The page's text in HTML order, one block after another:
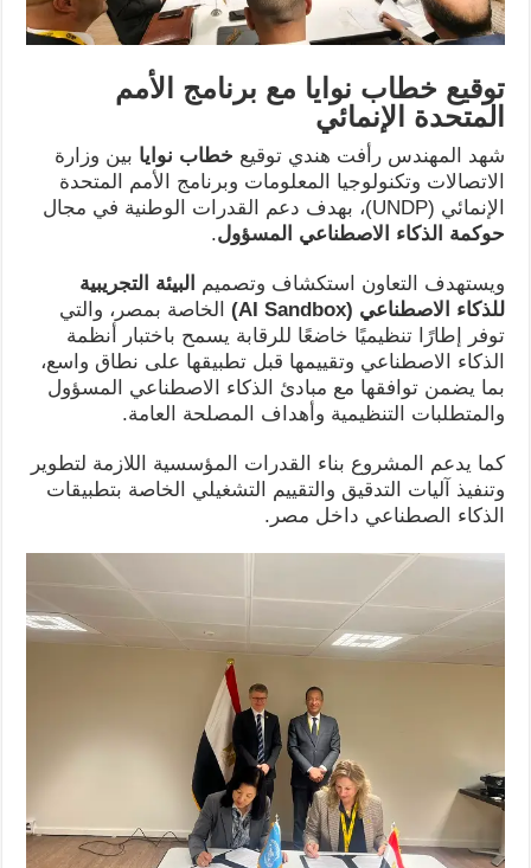
توقيع خطاب نوايا مع برنامج الأمم
المتحدة الإنمائي
شهد المهندس رأفت هندي توقيع خطاب نوايابين وزارة
الاتصالات وتكنولوجيا المعلومات وبرنامج الأمم المتحدة
الإنمائي (UNDP)، بهدف دعم القدرات الوطنية في مجال
حوكمة الذكاء الاصطناعي المسؤول.
ويستهدف التعاون استكشاف وتصميم البيئة التجريبية
للذكاء الاصطناعي(AI Sandbox)
الخاصة بمصر، والتي
توفر إطارًا تنظيميًا خاضعًا للرقابة يسمح باختبار أنظمة
الذكاء الاصطناعي وتقييمها قبل تطبيقها على نطاق واسع،
بما يضمن توافقها مع مبادئ الذكاء الاصطناعي المسؤول
والمتطلبات التنظيمية وأهداف المصلحة العامة.
كما يدعم المشروع بناء القدرات المؤسسية اللازمة لتطوير
وتنفيذ آليات التدقيق والتقييم التشغيلي الخاصة بتطبيقات
الذكاء الصطناعي داخل مصر.